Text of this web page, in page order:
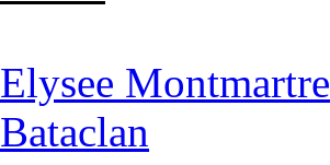
Elysee Montmartre
Bataclan